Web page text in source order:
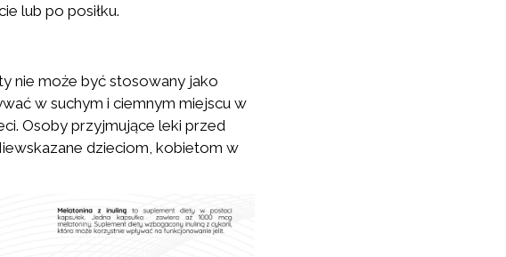
lub po posiłku.
nie może być stosowany jako
w suchym i ciemnym miejscu w
Osoby przyjmujące leki przed
dzieciom, kobietom w